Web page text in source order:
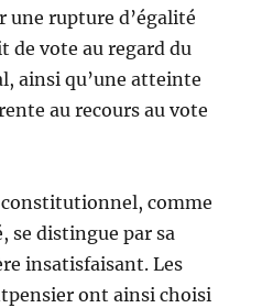
rupture d’égalité
de vote au regard du
ainsi qu’une atteinte
au recours au vote
constitutionnel, comme
se distingue par sa
insatisfaisant. Les
ont ainsi choisi